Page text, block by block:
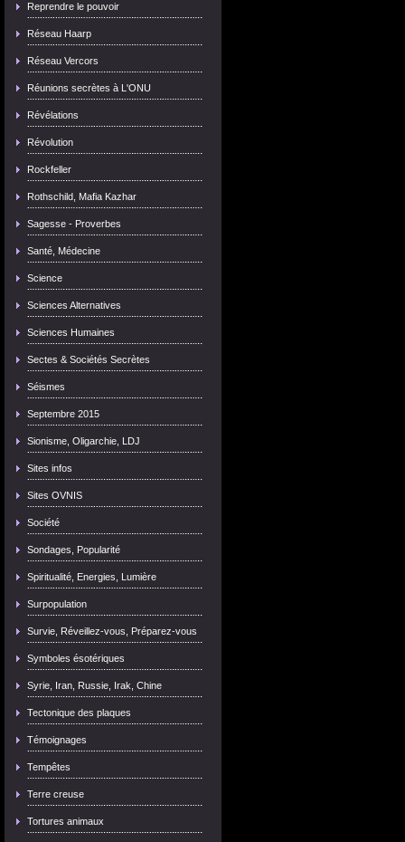
Reprendre le pouvoir
Réseau Haarp
Réseau Vercors
Réunions secrètes à L'ONU
Révélations
Révolution
Rockfeller
Rothschild, Mafia Kazhar
Sagesse - Proverbes
Santé, Médecine
Science
Sciences Alternatives
Sciences Humaines
Sectes & Sociétés Secrètes
Séismes
Septembre 2015
Sionisme, Oligarchie, LDJ
Sites infos
Sites OVNIS
Société
Sondages, Popularité
Spiritualité, Energies, Lumière
Surpopulation
Survie, Réveillez-vous, Préparez-vous
Symboles ésotériques
Syrie, Iran, Russie, Irak, Chine
Tectonique des plaques
Témoignages
Tempêtes
Terre creuse
Tortures animaux